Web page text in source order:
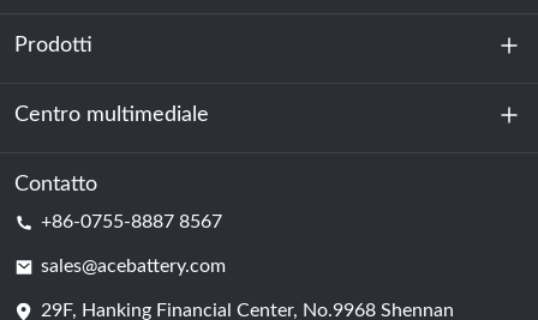
Chi siamo
Sostenibilità
Prodotti
Accumulo di energia
Centro dati e sala server
Cella della batteria
Centro multimediale
Notizia
Contatto
+86-0755-8887 8567
sales@acebattery.com
29F, Hanking Financial Center, No.9968 Shennan